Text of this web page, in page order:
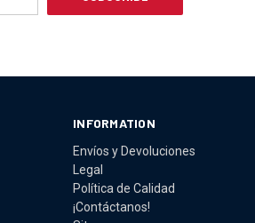
INFORMATION
Envíos y Devoluciones
Legal
Política de Calidad
¡Contáctanos!